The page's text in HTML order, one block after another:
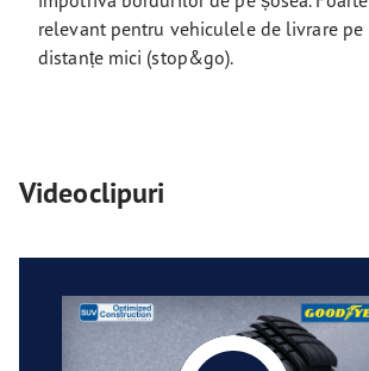
relevant pentru vehiculele de livrare pe
distanțe mici (stop&go).
Videoclipuri